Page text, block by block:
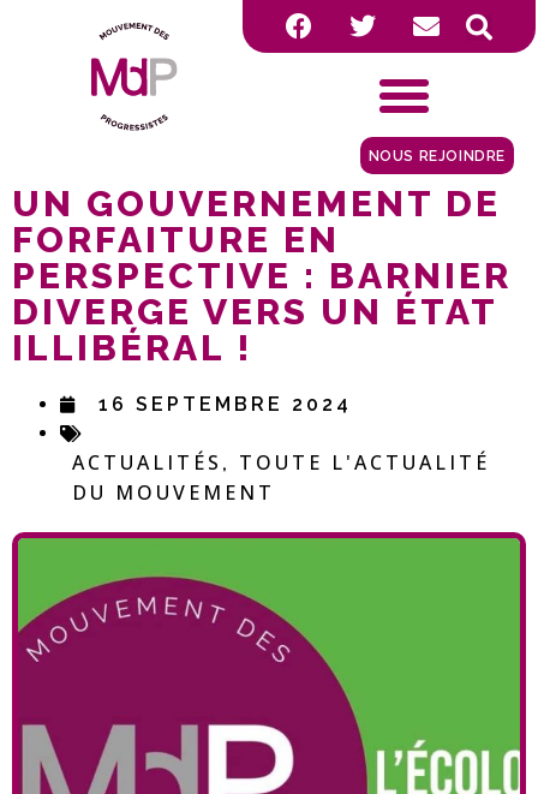
NOUS REJOINDRE
UN GOUVERNEMENT DE
FORFAITURE EN
PERSPECTIVE : BARNIER
DIVERGE VERS UN ÉTAT
ILLIBÉRAL !
16 SEPTEMBRE 2024
ACTUALITÉS , TOUTE L'ACTUALITÉ
DU MOUVEMENT